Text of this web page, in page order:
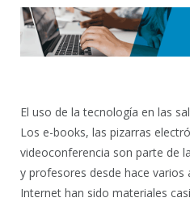
El uso de la tecnología en las
Los e-books, las pizarras
videoconferencia son parte de
y profesores desde hace
Internet han sido materiales